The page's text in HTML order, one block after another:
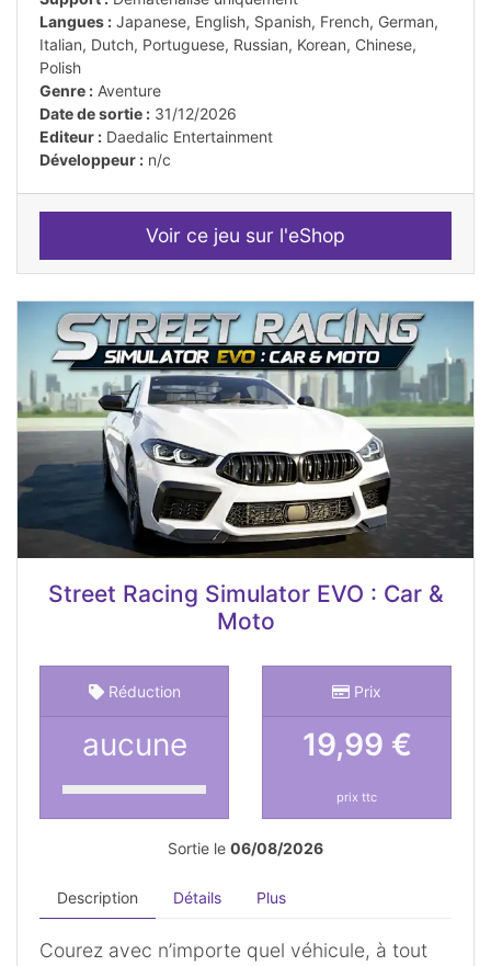
Langues : Japanese, English, Spanish, French, German,
Italian, Dutch, Portuguese, Russian, Korean, Chinese,
Polish
Genre : Aventure
Date de sortie : 31/12/2026
Editeur : Daedalic Entertainment
Développeur : n/c
Voir ce jeu sur l'eShop
Street Racing Simulator EVO : Car &
Moto
Réduction
aucune
Prix
19,99 €
prix ttc
Sortie le 06/08/2026
Description Détails Plus
Courez avec n’importe quel véhicule, à tout